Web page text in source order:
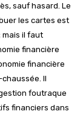
sauf hasard. Le
les cartes est
il faut
financière
financière
Il
foutraque
financiers dans